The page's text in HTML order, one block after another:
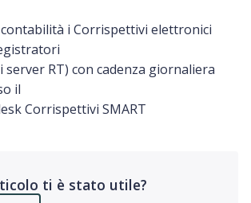
i Corrispettivi elettronici
server RT) con cadenza giornaliera
il
Corrispettivi SMART
ti è stato utile?